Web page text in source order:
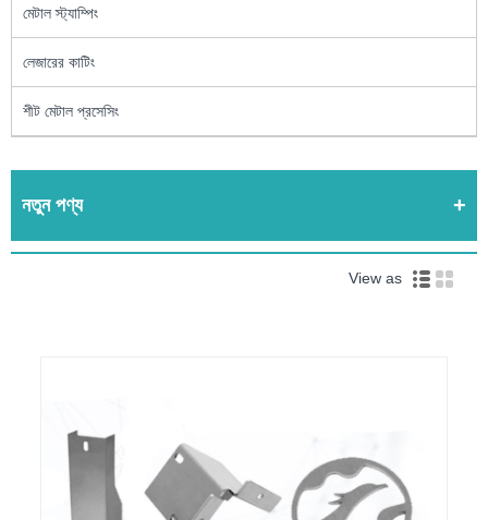
মেটাল স্ট্যাম্পিং
লেজারের কাটিং
শীট মেটাল প্রসেসিং
নতুন পণ্য
View as